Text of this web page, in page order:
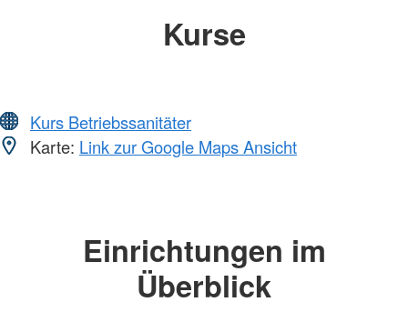
Kurse
Kurs Betriebssanitäter
Karte: Link zur Google Maps Ansicht
Einrichtungen im
Überblick